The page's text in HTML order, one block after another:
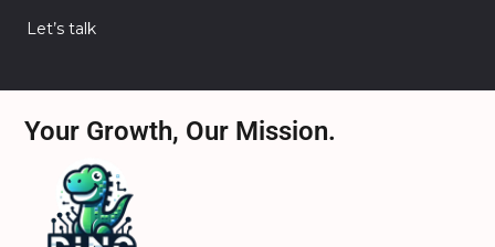
Let’s talk
Your Growth, Our Mission.